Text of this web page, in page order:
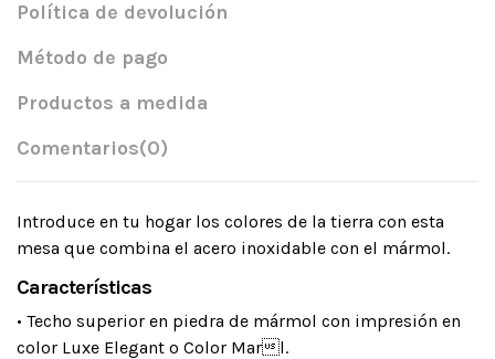
Política de devolución
Método de pago
Productos a medida
Comentarios(0)
Introduce en tu hogar los colores de la tierra con esta
mesa que combina el acero inoxidable con el mármol.
Características
• Techo superior en piedra de mármol con impresión en
color Luxe Elegant o Color Marl.